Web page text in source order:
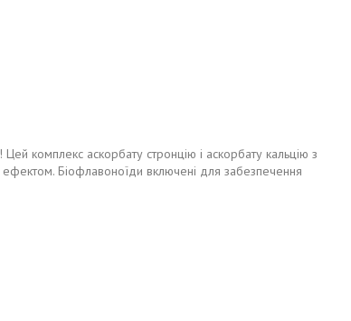
комплекс аскорбату стронцію і аскорбату кальцію з
Біофлавоноїди включені для забезпечення